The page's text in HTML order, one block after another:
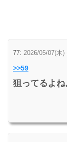
77: 2026/05/07(木
>>59
狙ってるよ